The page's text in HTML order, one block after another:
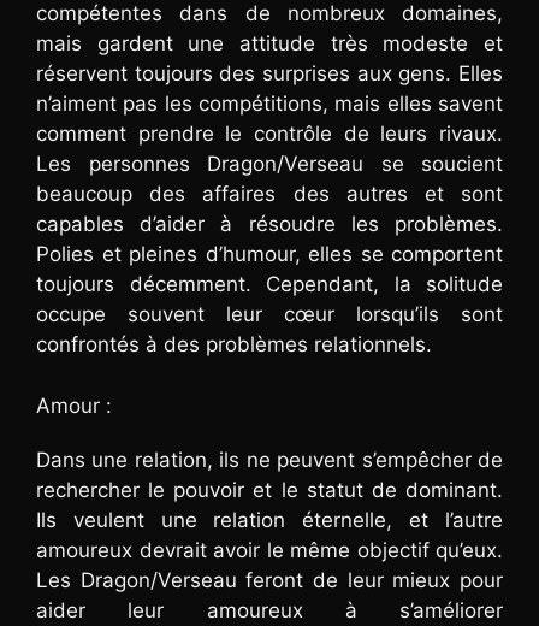
compétentes dans de nombreux domaines,
mais gardent une attitude très modeste et
réservent toujours des surprises aux gens. Elles
n’aiment pas les compétitions, mais elles savent
comment prendre le contrôle de leurs rivaux.
Les personnes Dragon/Verseau se soucient
beaucoup des affaires des autres et sont
capables d’aider à résoudre les problèmes.
Polies et pleines d’humour, elles se comportent
toujours décemment. Cependant, la solitude
occupe souvent leur cœur lorsqu’ils sont
confrontés à des problèmes relationnels.
Amour :
Dans une relation, ils ne peuvent s’empêcher de
rechercher le pouvoir et le statut de dominant.
Ils veulent une relation éternelle, et l’autre
amoureux devrait avoir le même objectif qu’eux.
Les Dragon/Verseau feront de leur mieux pour
aider leur amoureux à s’améliorer